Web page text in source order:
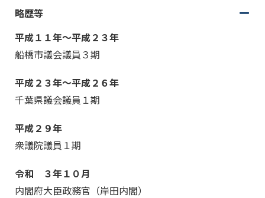
略歴等
開
閉
平成１１年～平成２３年
船橋市議会議員３期
平成２３年～平成２６年
千葉県議会議員１期
平成２９年
衆議院議員１期
令和 ３年１０月
内閣府大臣政務官（岸田内閣）